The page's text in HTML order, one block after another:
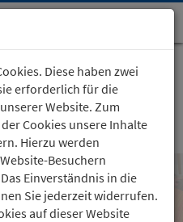
(0221) 36 757 24
Basis einer
Diese haben zwei
erforderlich für die
Website. Zum
Cookies unsere Inhalte
Hierzu werden
Besuchern
Einverständnis in die
Sie jederzeit widerrufen.
auf dieser Website